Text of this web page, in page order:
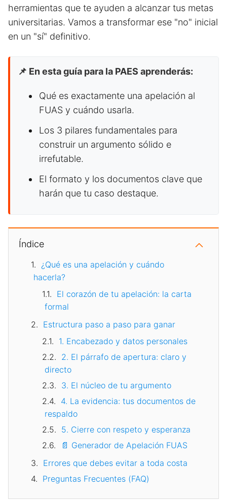
herramientas que te ayuden a alcanzar tus metas
universitarias. Vamos a transformar ese "no" inicial
en un "sí" definitivo.
📌 En esta guía para la PAES aprenderás:
Qué es exactamente una apelación al
FUAS y cuándo usarla.
Los 3 pilares fundamentales para
construir un argumento sólido e
irrefutable.
El formato y los documentos clave que
harán que tu caso destaque.
Índice
¿Qué es una apelación y cuándo
hacerla?
El corazón de tu apelación: la carta
formal
Estructura paso a paso para ganar
1. Encabezado y datos personales
2. El párrafo de apertura: claro y
directo
3. El núcleo de tu argumento
4. La evidencia: tus documentos de
respaldo
5. Cierre con respeto y esperanza
📄 Generador de Apelación FUAS
Errores que debes evitar a toda costa
Preguntas Frecuentes (FAQ)